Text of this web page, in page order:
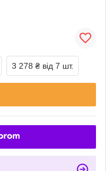
3 278 ₴ від 7 шт.